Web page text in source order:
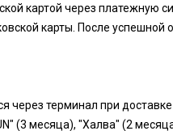
картой через
карты. После
через терминал при
(3 месяца), "Халва" (2